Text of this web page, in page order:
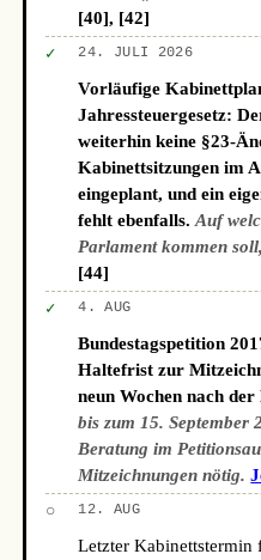
[40], [42]
✓ 24. JULI 2026
Vorläufige
Jahressteuergesetz:
weiterhin keine §23-
Kabinettsitzungen im
eingeplant, und ein
fehlt ebenfalls.Auf
Parlament kommen
[44]
✓ 4. AUG
Bundestagspetition
Haltefrist zur
neun Wochen nach
bis zum 15.
Beratung im
Mitzeichnungen nötig.
○ 12. AUG
Letzter Kabinettstermin